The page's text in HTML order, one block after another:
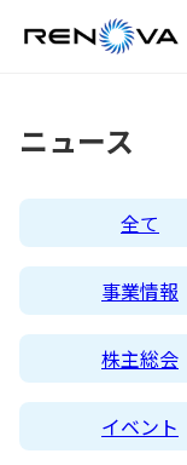
事業情報トップ
事業概要
レノバの強み
発電所・蓄電所
企業情報
企業情報トップ
会社概要・アク
CEOメッセージ
サステナビリティ
サステナビリティ
理念・ポリシー
ニュース
全て
事業情報
株主総会
イベント